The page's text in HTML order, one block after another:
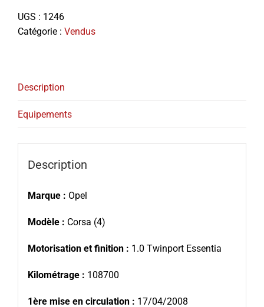
UGS : 1246
Catégorie : Vendus
Description
Equipements
Description
Marque : Opel
Modèle : Corsa (4)
Motorisation et finition : 1.0 Twinport Essentia
Kilométrage : 108700
1ère mise en circulation : 17/04/2008